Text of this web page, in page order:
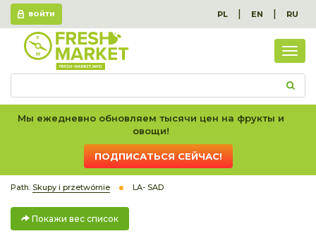
ВОЙТИ PL | EN | RU
вес
Мы ежедневно обновляем тысячи цен на фрукты и
овощи!
ПОДПИСАТЬСЯ СЕЙЧАС!
Path: Skupy i przetwórnie LA- SAD
Покажи вес список